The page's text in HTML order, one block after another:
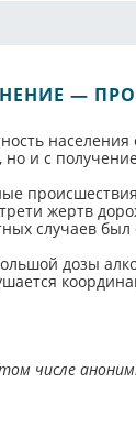
—
и с
жертв
случаев
дозы
числе